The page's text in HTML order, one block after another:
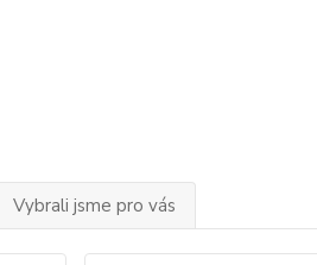
Vybrali jsme pro vás